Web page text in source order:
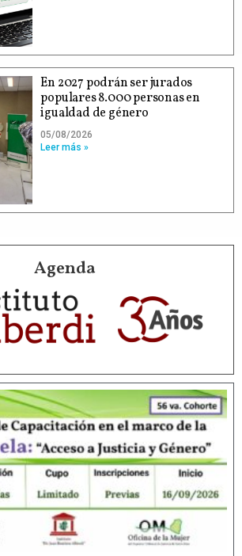
En 2027 podrán ser jurados
populares 8.000 personas en
igualdad de género
05/08/2026
Leer más »
Agenda